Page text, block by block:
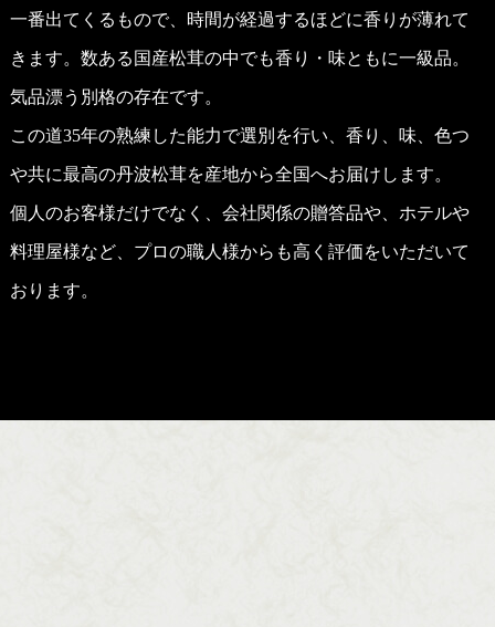
一番出てくるもので、時間が経過するほどに香りが薄れて
きます。数ある国産松茸の中でも香り・味ともに一級品。
気品漂う別格の存在です。
この道35年の熟練した能力で選別を行い、香り、味、色つ
や共に最高の丹波松茸を産地から全国へお届けします。
個人のお客様だけでなく、会社関係の贈答品や、ホテルや
料理屋様など、プロの職人様からも高く評価をいただいて
おります。